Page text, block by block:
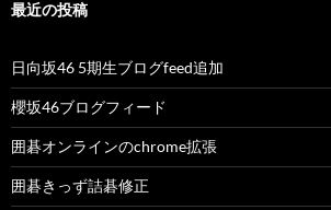
最近の投稿
日向坂46 5期生ブログfeed追加
櫻坂46ブログフィード
囲碁オンラインのchrome拡張
囲碁きっず詰碁修正